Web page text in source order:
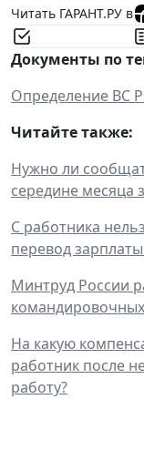
Читать ГАРАНТ.РУ в
Документы по
Определение ВС
Читайте также:
Нужно ли
середине месяца
С работника
перевод
Минтруд России
командировочных
На какую
работник после
работу?